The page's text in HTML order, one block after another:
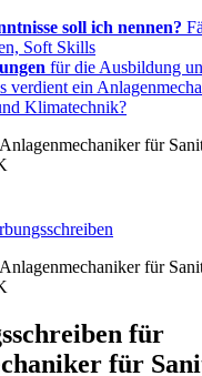
soll ich nennen?
Soft Skills
für die Ausbildung
verdient ein
Klimatechnik?
für
für